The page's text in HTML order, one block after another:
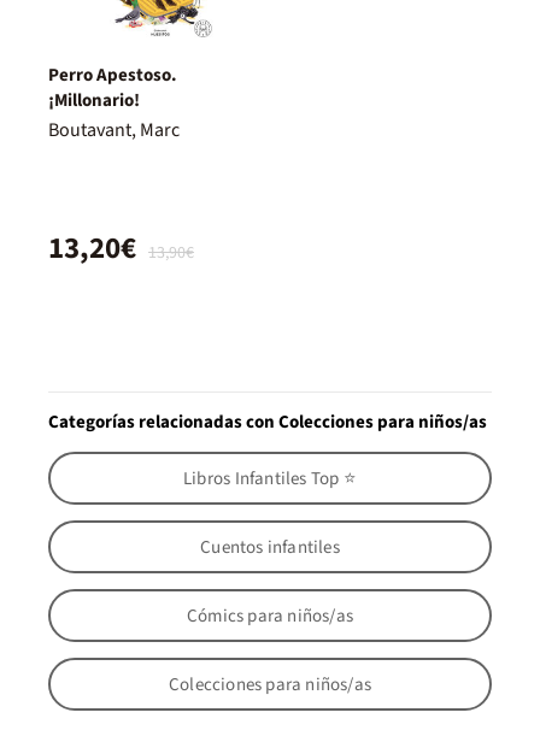
Perro Apestoso.
¡Millonario!
Boutavant, Marc
13,90€
13,20€
Categorías relacionadas con Colecciones para niños/as
Libros Infantiles Top ⭐
Cuentos infantiles
Cómics para niños/as
Colecciones para niños/as